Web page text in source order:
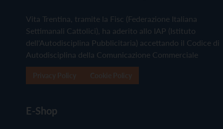
Vita Trentina, tramite la Fisc (Federazione Italiana
Settimanali Cattolici), ha aderito allo IAP (Istituto
dell'Autodisciplina Pubblicitaria) accettando il Codice di
Autodisciplina della Comunicazione Commerciale
E-Shop